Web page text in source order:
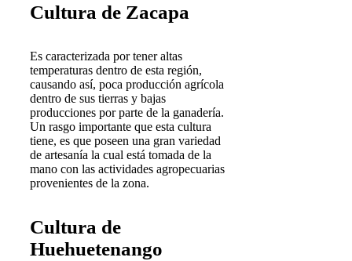
Cultura de Zacapa
Es caracterizada por tener altas
temperaturas dentro de esta región,
causando así, poca producción agrícola
dentro de sus tierras y bajas
producciones por parte de la ganadería.
Un rasgo importante que esta cultura
tiene, es que poseen una gran variedad
de artesanía la cual está tomada de la
mano con las actividades agropecuarias
provenientes de la zona.
Cultura de
Huehuetenango